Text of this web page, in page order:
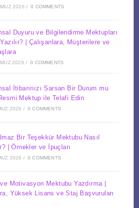
2026 / 0 COMMENTS
Duyuru ve Bilgilendirme Mektupları
Yazılır? | Çalışanlara, Müşterilere ve
2026 / 0 COMMENTS
İtibarınızı Sarsan Bir Durum mu
Mektup ile Telafi Edin
2026 / 0 COMMENTS
Bir Teşekkür Mektubu Nasıl
| Örnekler ve İpuçları
2026 / 0 COMMENTS
Motivasyon Mektubu Yazdırma |
Yüksek Lisans ve Staj Başvuruları